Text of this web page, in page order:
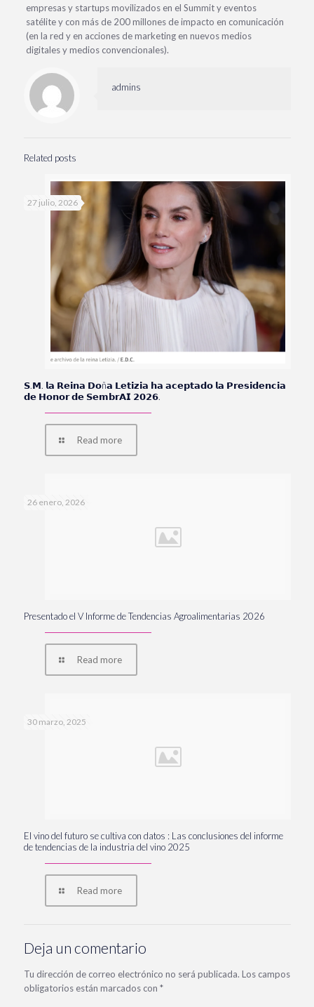
empresas y startups movilizados en el Summit y eventos
satélite y con más de 200 millones de impacto en comunicación
(en la red y en acciones de marketing en nuevos medios
digitales y medios convencionales).
admins
Related posts
27 julio, 2026
𝗦.𝗠. 𝗹𝗮 𝗥𝗲𝗶𝗻𝗮 𝗗𝗼ñ𝗮 𝗟𝗲𝘁𝗶𝘇𝗶𝗮 𝗵𝗮 𝗮𝗰𝗲𝗽𝘁𝗮𝗱𝗼 𝗹𝗮 𝗣𝗿𝗲𝘀𝗶𝗱𝗲𝗻𝗰𝗶𝗮
𝗱𝗲 𝗛𝗼𝗻𝗼𝗿 𝗱𝗲 𝗦𝗲𝗺𝗯𝗿𝗔𝗜 𝟮𝟬𝟮𝟲.
Read more
26 enero, 2026
Presentado el V Informe de Tendencias Agroalimentarias 2026
Read more
30 marzo, 2025
El vino del futuro se cultiva con datos : Las conclusiones del informe
de tendencias de la industria del vino 2025
Read more
Deja un comentario
Tu dirección de correo electrónico no será publicada. Los campos
obligatorios están marcados con *